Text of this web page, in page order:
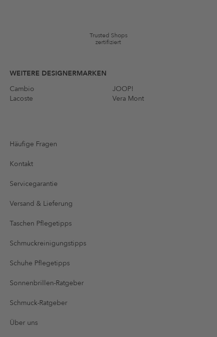
Trusted Shops
zertifiziert
WEITERE DESIGNERMARKEN
Cambio
JOOP!
Lacoste
Vera Mont
Häufige Fragen
Kontakt
Servicegarantie
Versand & Lieferung
Taschen Pflegetipps
Schmuckreinigungstipps
Schuhe Pflegetipps
Sonnenbrillen-Ratgeber
Schmuck-Ratgeber
Über uns